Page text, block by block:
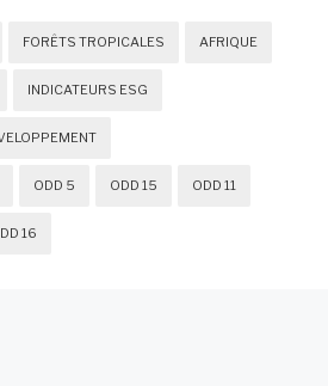
FORÊTS TROPICALES AFRIQUE
INDICATEURS ESG
ODD 5 ODD 15 ODD 11
16